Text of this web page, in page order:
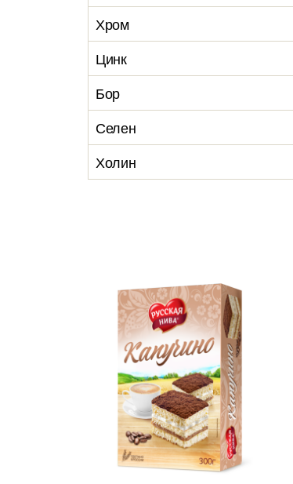
Хром
Цинк
Бор
Селен
Холин